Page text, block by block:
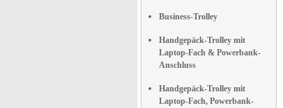
Business-Trolley
Handgepäck-Trolley mit
Laptop-Fach & Powerbank-
Anschluss
Handgepäck-Trolley mit
Laptop-Fach, Powerbank-